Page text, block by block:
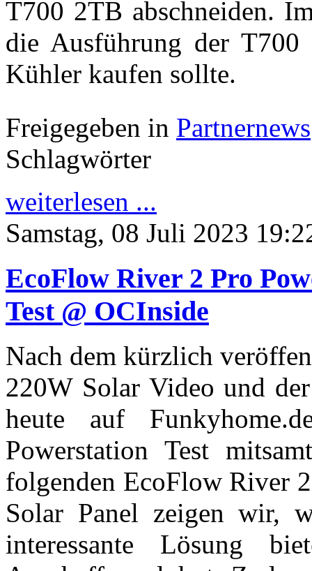
T700 2TB abschneiden.
die Ausführung der
Kühler kaufen sollte.
Freigegeben in Partnernews
Schlagwörter
weiterlesen ...
Samstag, 08 Juli 2023
EcoFlow River 2 Pro
Test @ OCInside
Nach dem kürzlich
220W Solar Video und
heute auf
Powerstation Test
folgenden EcoFlow River
Solar Panel zeigen wir,
interessante Lösung